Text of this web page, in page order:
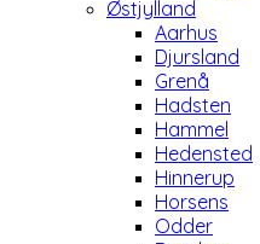
Østjylland
Aarhus
Djursland
Grenå
Hadsten
Hammel
Hedensted
Hinnerup
Horsens
Odder